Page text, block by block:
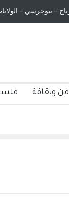
– نيوجرسي –
فن وثقافة